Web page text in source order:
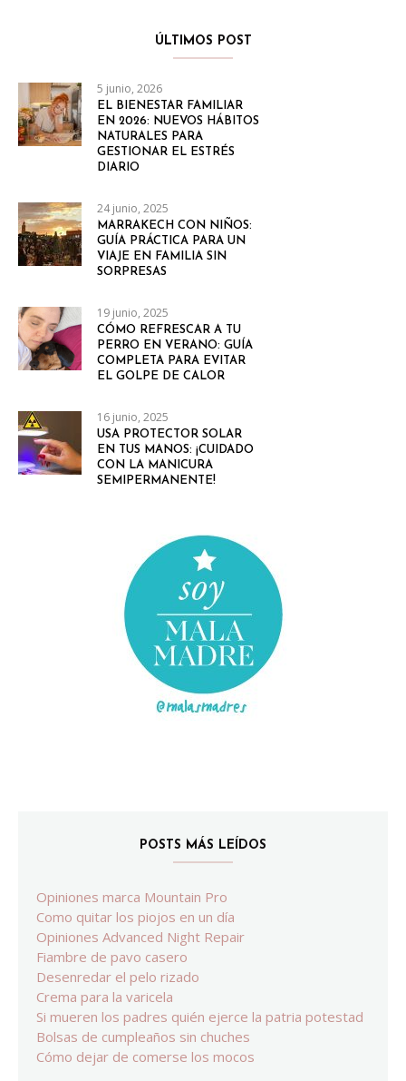
ÚLTIMOS POST
5 junio, 2026
EL BIENESTAR FAMILIAR
EN 2026: NUEVOS HÁBITOS
NATURALES PARA
GESTIONAR EL ESTRÉS
DIARIO
24 junio, 2025
MARRAKECH CON NIÑOS:
GUÍA PRÁCTICA PARA UN
VIAJE EN FAMILIA SIN
SORPRESAS
19 junio, 2025
CÓMO REFRESCAR A TU
PERRO EN VERANO: GUÍA
COMPLETA PARA EVITAR
EL GOLPE DE CALOR
16 junio, 2025
USA PROTECTOR SOLAR
EN TUS MANOS: ¡CUIDADO
CON LA MANICURA
SEMIPERMANENTE!
POSTS MÁS LEÍDOS
Opiniones marca Mountain Pro
Como quitar los piojos en un día
Opiniones Advanced Night Repair
Fiambre de pavo casero
Desenredar el pelo rizado
Crema para la varicela
Si mueren los padres quién ejerce la patria potestad
Bolsas de cumpleaños sin chuches
Cómo dejar de comerse los mocos